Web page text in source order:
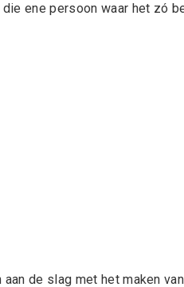
ene persoon waar het zó
aan de slag met het maken